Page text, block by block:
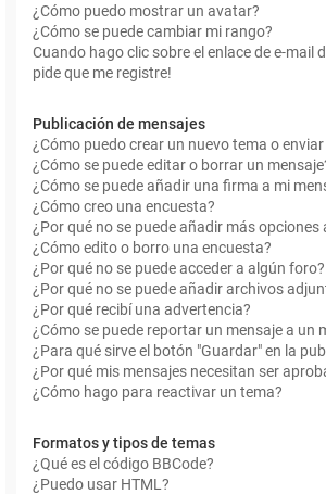
¿Cómo puedo mostrar un avatar?
¿Cómo se puede cambiar mi rango?
Cuando hago clic sobre el enlace de e-mail
pide que me registre!
Publicación de mensajes
¿Cómo puedo crear un nuevo tema o
¿Cómo se puede editar o borrar un
¿Cómo se puede añadir una firma a mi
¿Cómo creo una encuesta?
¿Por qué no se puede añadir más opciones
¿Cómo edito o borro una encuesta?
¿Por qué no se puede acceder a algún foro?
¿Por qué no se puede añadir archivos
¿Por qué recibí una advertencia?
¿Cómo se puede reportar un mensaje a un
¿Para qué sirve el botón "Guardar" en la
¿Por qué mis mensajes necesitan ser
¿Cómo hago para reactivar un tema?
Formatos y tipos de temas
¿Qué es el código BBCode?
¿Puedo usar HTML?